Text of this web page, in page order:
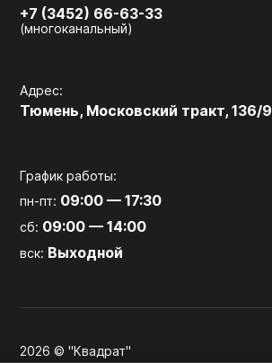
+7 (3452) 66-63-33
(многоканальный)
Адрес:
Тюмень, Московский тракт, 136/9
График работы:
пн-пт: 09:00 — 17:30
сб: 09:00 — 14:00
вск: Выходной
2026 © "Квадрат"